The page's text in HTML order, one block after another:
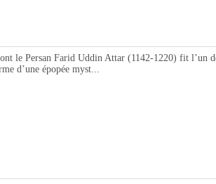
le Persan Farid Uddin Attar (1142-1220) fit l’un
d’une épopée myst...